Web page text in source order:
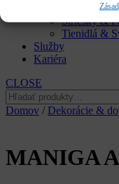
Striešky &
Tienidlá &
Služby
Kariéra
CLOSE
Hľadať:
Domov / Dekorácie &
MANIGA